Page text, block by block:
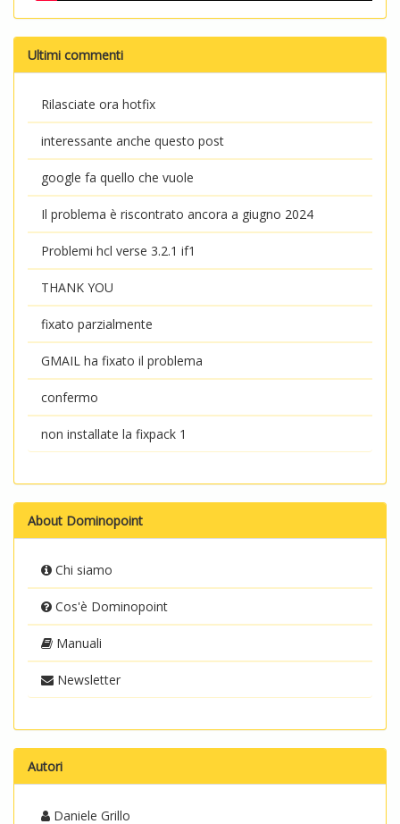
Ultimi commenti
Rilasciate ora hotfix
interessante anche questo post
google fa quello che vuole
Il problema è riscontrato ancora a giugno 2024
Problemi hcl verse 3.2.1 if1
THANK YOU
fixato parzialmente
GMAIL ha fixato il problema
confermo
non installate la fixpack 1
About Dominopoint
Chi siamo
Cos'è Dominopoint
Manuali
Newsletter
Autori
Daniele Grillo